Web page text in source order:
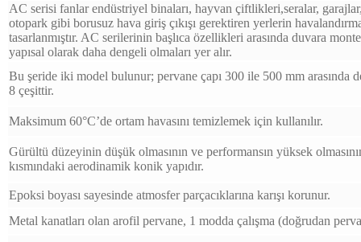
AC serisi fanlar endüstriyel binaları, hayvan çiftlikleri,seralar,
otopark gibi borusuz hava giriş çıkışı gerektiren yerlerin
tasarlanmıştır. AC serilerinin başlıca özellikleri arasında duvara
yapısal olarak daha dengeli olmaları yer alır.
Bu şeride iki model bulunur; pervane çapı 300 ile 500 mm arasında
8 çeşittir.
Maksimum 60°C’de ortam havasını temizlemek için kullanılır.
Gürültü düzeyinin düşük olmasının ve performansın yüksek
kısmındaki aerodinamik konik yapıdır.
Epoksi boyası sayesinde atmosfer parçacıklarına karışı korunur.
Metal kanatları olan arofil pervane, 1 modda çalışma (doğrudan